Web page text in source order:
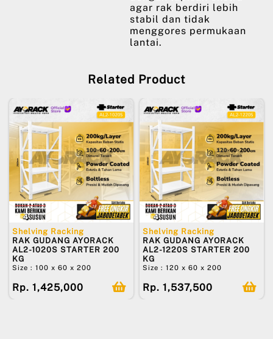
agar rak berdiri lebih
stabil dan tidak
menggores permukaan
lantai.
Related Product
Shelving Racking
RAK GUDANG AYORACK
AL2-1020S STARTER 200
KG
Size : 100 x 60 x 200
Rp. 1,425,000
Shelving Racking
RAK GUDANG AYORACK
AL2-1220S STARTER 200
KG
Size : 120 x 60 x 200
Rp. 1,537,500